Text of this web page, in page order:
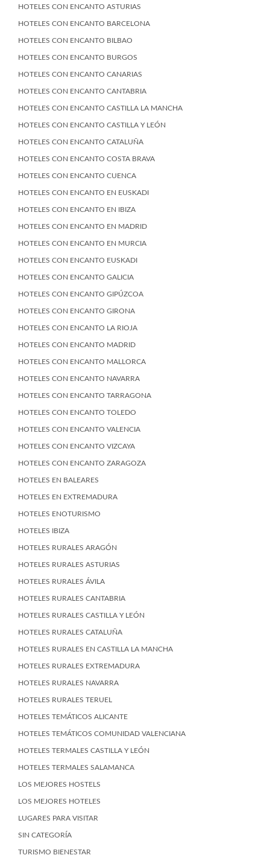
HOTELES CON ENCANTO ASTURIAS
HOTELES CON ENCANTO BARCELONA
HOTELES CON ENCANTO BILBAO
HOTELES CON ENCANTO BURGOS
HOTELES CON ENCANTO CANARIAS
HOTELES CON ENCANTO CANTABRIA
HOTELES CON ENCANTO CASTILLA LA MANCHA
HOTELES CON ENCANTO CASTILLA Y LEÓN
HOTELES CON ENCANTO CATALUÑA
HOTELES CON ENCANTO COSTA BRAVA
HOTELES CON ENCANTO CUENCA
HOTELES CON ENCANTO EN EUSKADI
HOTELES CON ENCANTO EN IBIZA
HOTELES CON ENCANTO EN MADRID
HOTELES CON ENCANTO EN MURCIA
HOTELES CON ENCANTO EUSKADI
HOTELES CON ENCANTO GALICIA
HOTELES CON ENCANTO GIPÚZCOA
HOTELES CON ENCANTO GIRONA
HOTELES CON ENCANTO LA RIOJA
HOTELES CON ENCANTO MADRID
HOTELES CON ENCANTO MALLORCA
HOTELES CON ENCANTO NAVARRA
HOTELES CON ENCANTO TARRAGONA
HOTELES CON ENCANTO TOLEDO
HOTELES CON ENCANTO VALENCIA
HOTELES CON ENCANTO VIZCAYA
HOTELES CON ENCANTO ZARAGOZA
HOTELES EN BALEARES
HOTELES EN EXTREMADURA
HOTELES ENOTURISMO
HOTELES IBIZA
HOTELES RURALES ARAGÓN
HOTELES RURALES ASTURIAS
HOTELES RURALES ÁVILA
HOTELES RURALES CANTABRIA
HOTELES RURALES CASTILLA Y LEÓN
HOTELES RURALES CATALUÑA
HOTELES RURALES EN CASTILLA LA MANCHA
HOTELES RURALES EXTREMADURA
HOTELES RURALES NAVARRA
HOTELES RURALES TERUEL
HOTELES TEMÁTICOS ALICANTE
HOTELES TEMÁTICOS COMUNIDAD VALENCIANA
HOTELES TERMALES CASTILLA Y LEÓN
HOTELES TERMALES SALAMANCA
LOS MEJORES HOSTELS
LOS MEJORES HOTELES
LUGARES PARA VISITAR
SIN CATEGORÍA
TURISMO BIENESTAR